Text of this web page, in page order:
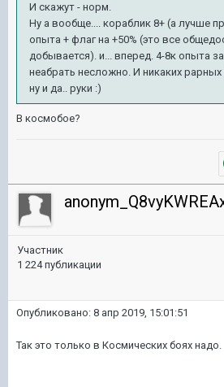
И скажут - норм.
Ну а вообще.... кораблик 8+ (а лучше
опыта + флаг на +50% (это все
добывается). и... вперед. 4-8к опыта
неабрать несложно. И никаких
ну и да.. руки :)
В космобое?
Участник
1 224 публикации
Опубликовано: 8 апр 2019, 15:01:51
Так это только в Космических боях надо.